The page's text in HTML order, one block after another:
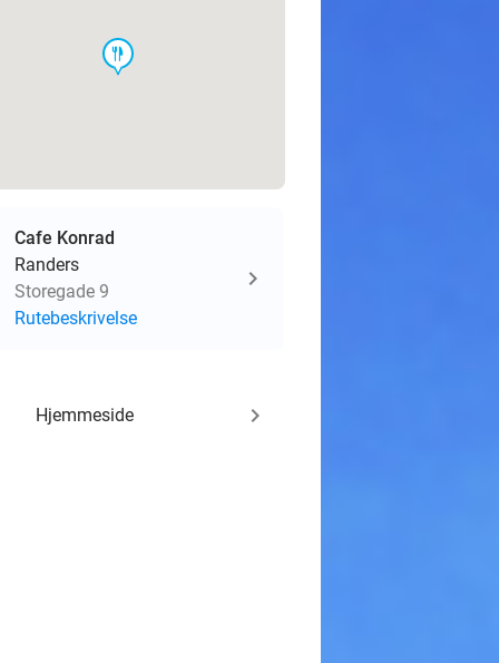
food
Cafe Konrad
Randers
Storegade 9
Rutebeskrivelse
Hjemmeside keyboard_arrow_right